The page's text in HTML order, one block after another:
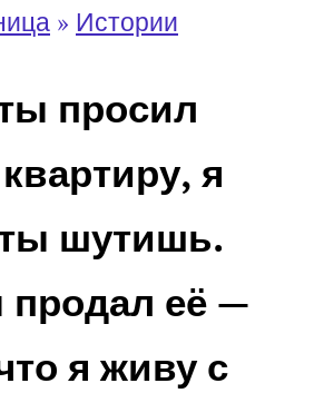
» Истории
просил
я
шутишь.
продал её —
я живу с